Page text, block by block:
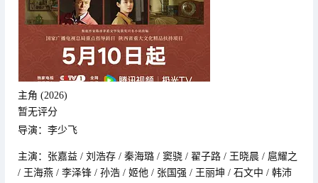
主角 (2026)
暂无评分
导演：李少飞
主演：张嘉益 / 刘浩存 / 秦海璐 / 窦骁 / 翟子路 / 王晓晨 / 扈耀之
/ 王海燕 / 李泽锋 / 孙浩 / 姬他 / 张国强 / 王丽坤 / 石文中 / 韩沛